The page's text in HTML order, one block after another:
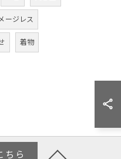
ージレス
着物
ちら